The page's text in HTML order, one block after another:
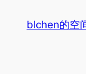
blchen的空